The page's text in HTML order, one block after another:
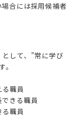
合には採用候補者
して、”常に学び
る職員
きる職員
る職員